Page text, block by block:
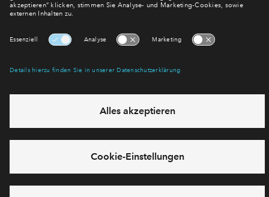
Abonnieren
Möchten Sie wissen, was wir mit Ihren Daten machen? Klicken Sie hier
Formular: